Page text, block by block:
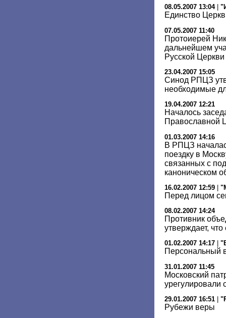
08.05.2007 13:04|
Единство
07.05.2007 11:40
Протоиерей
дальнейшем
Русской Церкви
23.04.2007 15:05
Синод РПЦЗ
необходимые
19.04.2007 12:21
Началось
Православной
01.03.2007 14:16
В РПЦЗ
поездку в
связанных с
каноническом
16.02.2007 12:59
Перед лицом
08.02.2007 14:24
Противник
утверждает,
01.02.2007 14:17
Персональный
31.01.2007 11:45
Московский
урегулировали
29.01.2007 16:51
Рубежи веры